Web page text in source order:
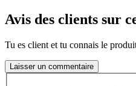
Avis des clients sur
Tu es client et tu connais le
Laisser un commentaire